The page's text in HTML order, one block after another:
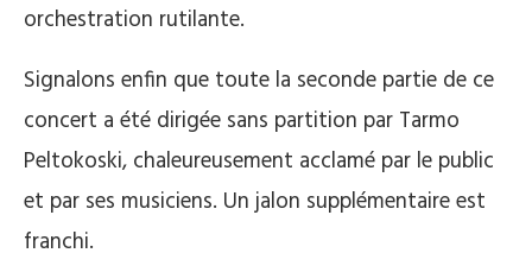
orchestration rutilante.
Signalons enfin que toute la seconde partie de ce
concert a été dirigée sans partition par Tarmo
Peltokoski, chaleureusement acclamé par le public
et par ses musiciens. Un jalon supplémentaire est
franchi.